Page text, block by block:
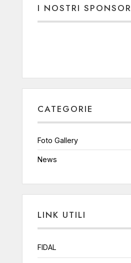
I NOSTRI SPONSOR
CATEGORIE
Foto Gallery
News
LINK UTILI
FIDAL